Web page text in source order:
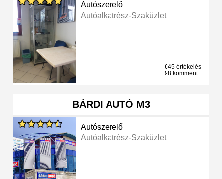
Autószerelő
Autóalkatrész-Szaküzlet
645 értékelés
98 komment
BÁRDI AUTÓ M3
Autószerelő
Autóalkatrész-Szaküzlet